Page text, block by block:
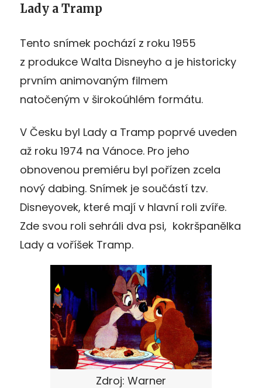
Lady a Tramp
Tento snímek pochází z roku 1955
z produkce Walta Disneyho a je historicky
prvním animovaným filmem
natočeným v širokoúhlém formátu.
V Česku byl Lady a Tramp poprvé uveden
až roku 1974 na Vánoce. Pro jeho
obnovenou premiéru byl pořízen zcela
nový dabing. Snímek je součástí tzv.
Disneyovek, které mají v hlavní roli zvíře.
Zde svou roli sehráli dva psi, kokršpanělka
Lady a voříšek Tramp.
Zdroj: Warner